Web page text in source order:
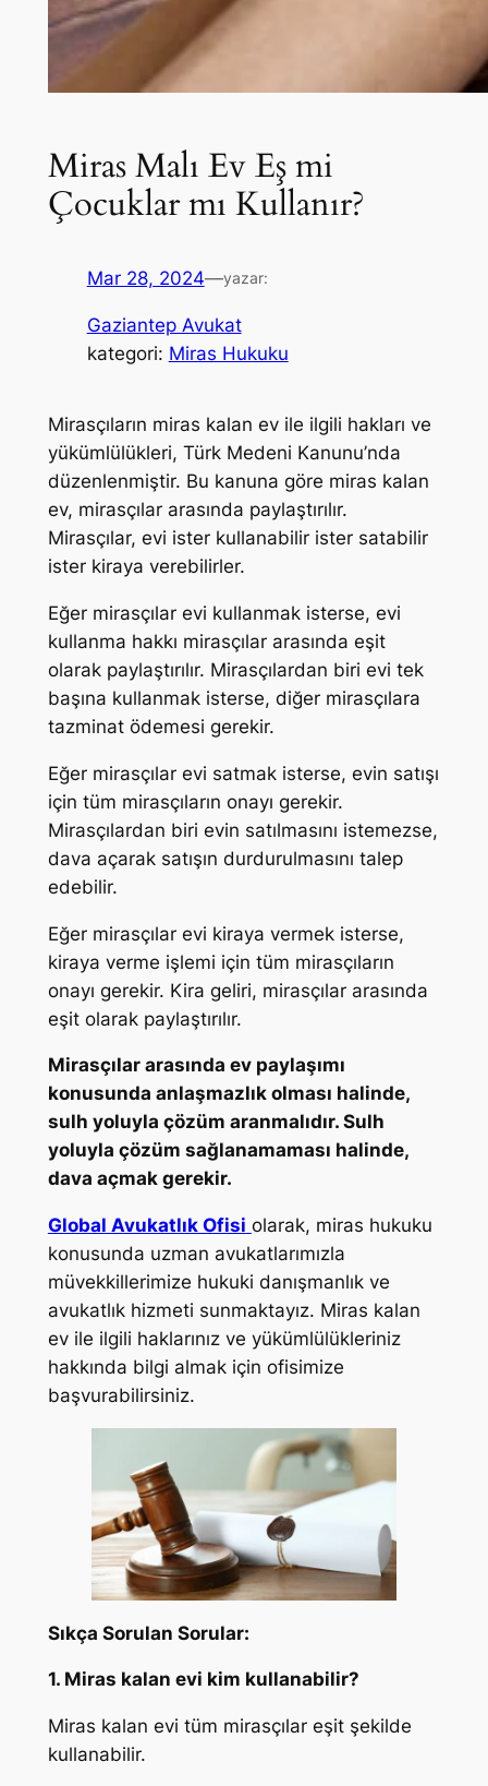
Miras Malı Ev Eş mi
Çocuklar mı Kullanır?
Mar 28, 2024—yazar:
Gaziantep Avukat
kategori: Miras Hukuku
Mirasçıların miras kalan ev ile ilgili hakları ve
yükümlülükleri, Türk Medeni Kanunu’nda
düzenlenmiştir. Bu kanuna göre miras kalan
ev, mirasçılar arasında paylaştırılır.
Mirasçılar, evi ister kullanabilir ister satabilir
ister kiraya verebilirler.
Eğer mirasçılar evi kullanmak isterse, evi
kullanma hakkı mirasçılar arasında eşit
olarak paylaştırılır. Mirasçılardan biri evi tek
başına kullanmak isterse, diğer mirasçılara
tazminat ödemesi gerekir.
Eğer mirasçılar evi satmak isterse, evin satışı
için tüm mirasçıların onayı gerekir.
Mirasçılardan biri evin satılmasını istemezse,
dava açarak satışın durdurulmasını talep
edebilir.
Eğer mirasçılar evi kiraya vermek isterse,
kiraya verme işlemi için tüm mirasçıların
onayı gerekir. Kira geliri, mirasçılar arasında
eşit olarak paylaştırılır.
Mirasçılar arasında ev paylaşımı
konusunda anlaşmazlık olması halinde,
sulh yoluyla çözüm aranmalıdır. Sulh
yoluyla çözüm sağlanamaması halinde,
dava açmak gerekir.
Global Avukatlık Ofisi olarak, miras hukuku
konusunda uzman avukatlarımızla
müvekkillerimize hukuki danışmanlık ve
avukatlık hizmeti sunmaktayız. Miras kalan
ev ile ilgili haklarınız ve yükümlülükleriniz
hakkında bilgi almak için ofisimize
başvurabilirsiniz.
Sıkça Sorulan Sorular:
1. Miras kalan evi kim kullanabilir?
Miras kalan evi tüm mirasçılar eşit şekilde
kullanabilir.